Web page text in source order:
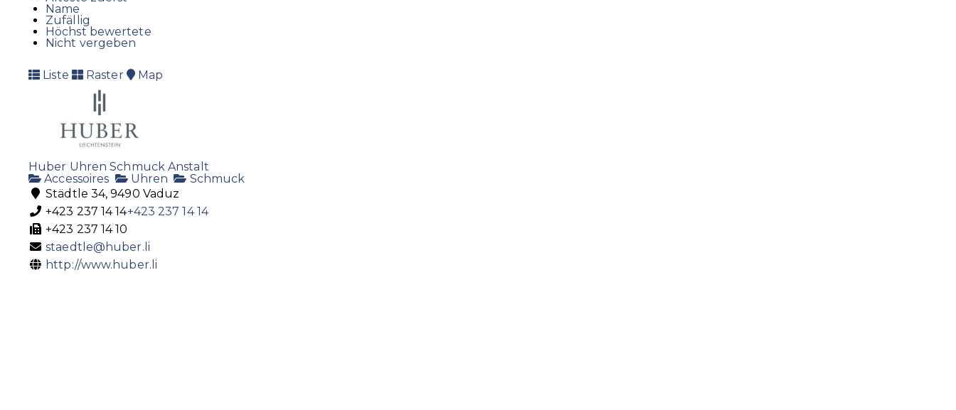
Name
Zufällig
Höchst bewertete
Nicht vergeben
Liste Raster Map
Huber Uhren Schmuck Anstalt
Accessoires
Uhren
Schmuck
Städtle 34, 9490 Vaduz
+423 237 14 14+423 237 14 14
+423 237 14 10
staedtle@huber.li
http://www.huber.li